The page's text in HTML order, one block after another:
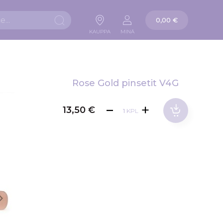
KAUPPA MINÄ
Ostoskori
0,00 €
Rose Gold pinsetit V4G
13,50 € KPL